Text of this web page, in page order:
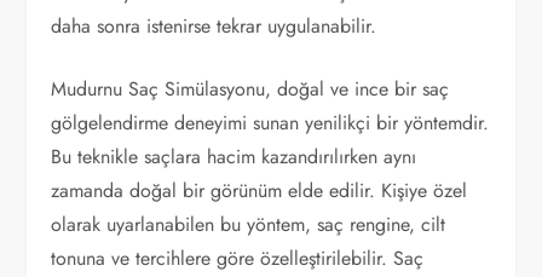
daha sonra istenirse tekrar uygulanabilir.
Mudurnu Saç Simülasyonu, doğal ve ince bir saç
gölgelendirme deneyimi sunan yenilikçi bir yöntemdir.
Bu teknikle saçlara hacim kazandırılırken aynı
zamanda doğal bir görünüm elde edilir. Kişiye özel
olarak uyarlanabilen bu yöntem, saç rengine, cilt
tonuna ve tercihlere göre özelleştirilebilir. Saç